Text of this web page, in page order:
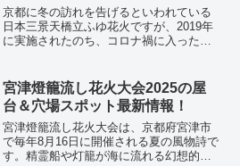
京都に冬の訪れを告げるといわれている
日本三景天橋立ふゆ花火ですが、2019年
に実施されたのち、コロナ禍に入ったた
火大会ですが、2024年は実施されること
を期待してい...
宮津燈籠流し花火大会2025の屋
台＆穴場スポット最新情報！
宮津燈籠流し花火大会は、京都府宮津市
で毎年8月16日に開催される夏の風物詩で
す。精霊船や灯籠が海に流れる幻想的な